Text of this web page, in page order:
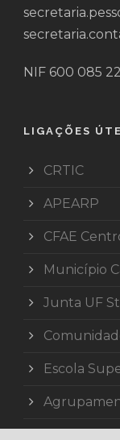
NIF 600 085
LIGAÇÕES
CRTIC
APEARP
CFAE
Município
Junta UF
Escola